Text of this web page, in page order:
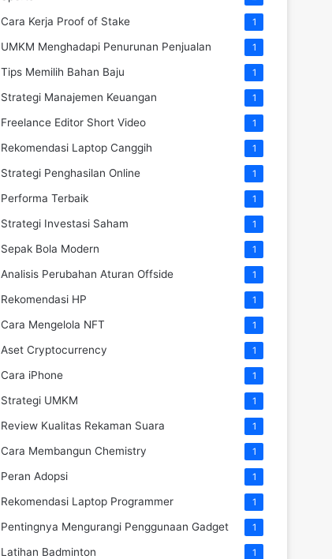
Cara Kerja Proof of Stake 1
UMKM Menghadapi Penurunan Penjualan 1
Tips Memilih Bahan Baju 1
Strategi Manajemen Keuangan 1
Freelance Editor Short Video 1
Rekomendasi Laptop Canggih 1
Strategi Penghasilan Online 1
Performa Terbaik 1
Strategi Investasi Saham 1
Sepak Bola Modern 1
Analisis Perubahan Aturan Offside 1
Rekomendasi HP 1
Cara Mengelola NFT 1
Aset Cryptocurrency 1
Cara iPhone 1
Strategi UMKM 1
Review Kualitas Rekaman Suara 1
Cara Membangun Chemistry 1
Peran Adopsi 1
Rekomendasi Laptop Programmer 1
Pentingnya Mengurangi Penggunaan Gadget 1
Latihan Badminton 1